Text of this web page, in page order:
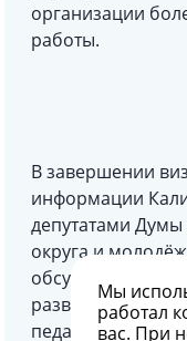
организации
работы.
В завершении
информации
депутатами
округа и
обсудили
развития
педагогов,
Мы
работал
вас. При